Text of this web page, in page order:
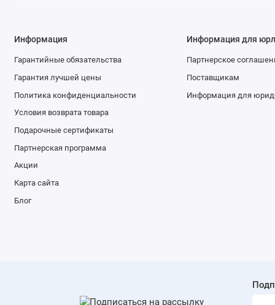
Длина кабеля
Внутреннее съемное стекло дверцы
Съемные направляющие для противней есть
Количество ламп освещения
Комплектация
Информация
Гарантийные обязательства
Гарантия лучшей цены
Политика конфиденциальности
Условия возврата товара
Подарочные сертификаты
Партнерская программа
Акции
Карта сайта
Блог
Информация для
Партнерское
Поставщикам
Информация для